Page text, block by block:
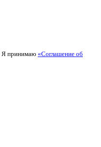
Я принимаю «Соглашение об